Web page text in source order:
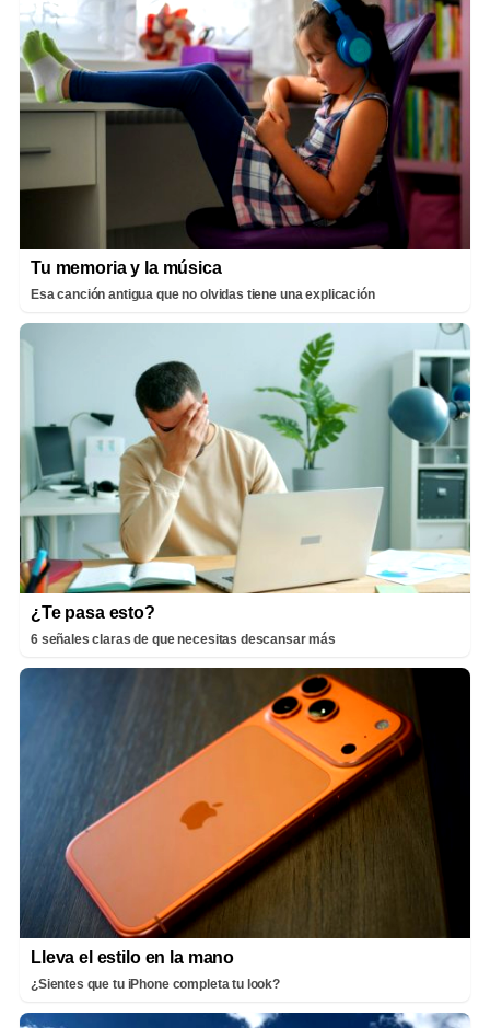
Tu memoria y la música
Esa canción antigua que no olvidas tiene una explicación
¿Te pasa esto?
6 señales claras de que necesitas descansar más
Lleva el estilo en la mano
¿Sientes que tu iPhone completa tu look?